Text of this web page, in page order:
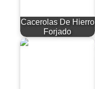
Cacerolas De Hierro
Forjado